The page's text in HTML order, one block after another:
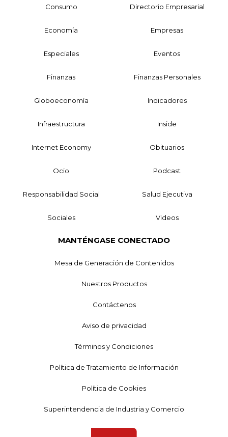
Consumo Directorio Empresarial
Economía Empresas
Especiales Eventos
Finanzas Finanzas Personales
Globoeconomía Indicadores
Infraestructura Inside
Internet Economy Obituarios
Ocio Podcast
Responsabilidad Social Salud Ejecutiva
Sociales Videos
MANTÉNGASE CONECTADO
Mesa de Generación de Contenidos
Nuestros Productos
Contáctenos
Aviso de privacidad
Términos y Condiciones
Política de Tratamiento de Información
Política de Cookies
Superintendencia de Industria y Comercio